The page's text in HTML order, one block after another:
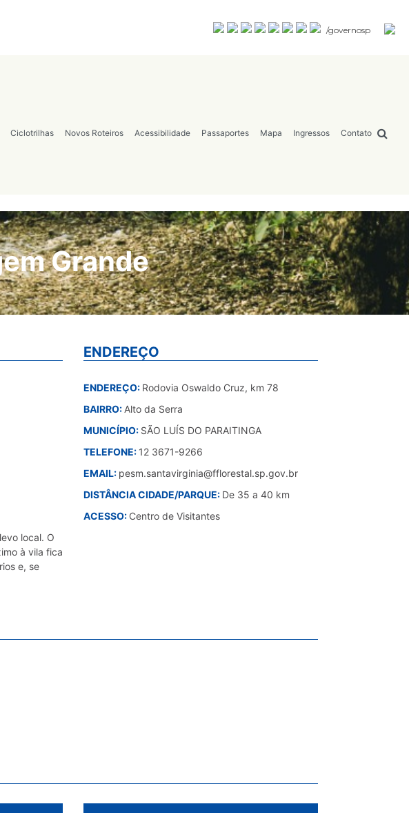
/governosp
Ciclotrilhas Novos Roteiros Acessibilidade Passaportes Mapa Ingressos Contato
Grande
local. O
à vila fica
e, se
ENDEREÇO
ENDEREÇO: Rodovia Oswaldo Cruz, km 78
BAIRRO: Alto da Serra
MUNICÍPIO: SÃO LUÍS DO PARAITINGA
TELEFONE: 12 3671-9266
EMAIL: pesm.santavirginia@fflorestal.sp.gov.br
DISTÂNCIA CIDADE/PARQUE: De 35 a 40 km
ACESSO: Centro de Visitantes